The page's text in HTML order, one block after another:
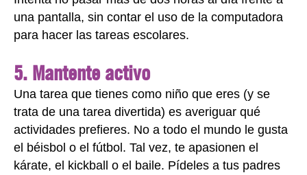
una pantalla, sin contar el uso de la computadora
para hacer las tareas escolares.
5. Mantente activo
Una tarea que tienes como niño que eres (y se
trata de una tarea divertida) es averiguar qué
actividades prefieres. No a todo el mundo le gusta
el béisbol o el fútbol. Tal vez, te apasionen el
kárate, el kickball o el baile. Pídeles a tus padres